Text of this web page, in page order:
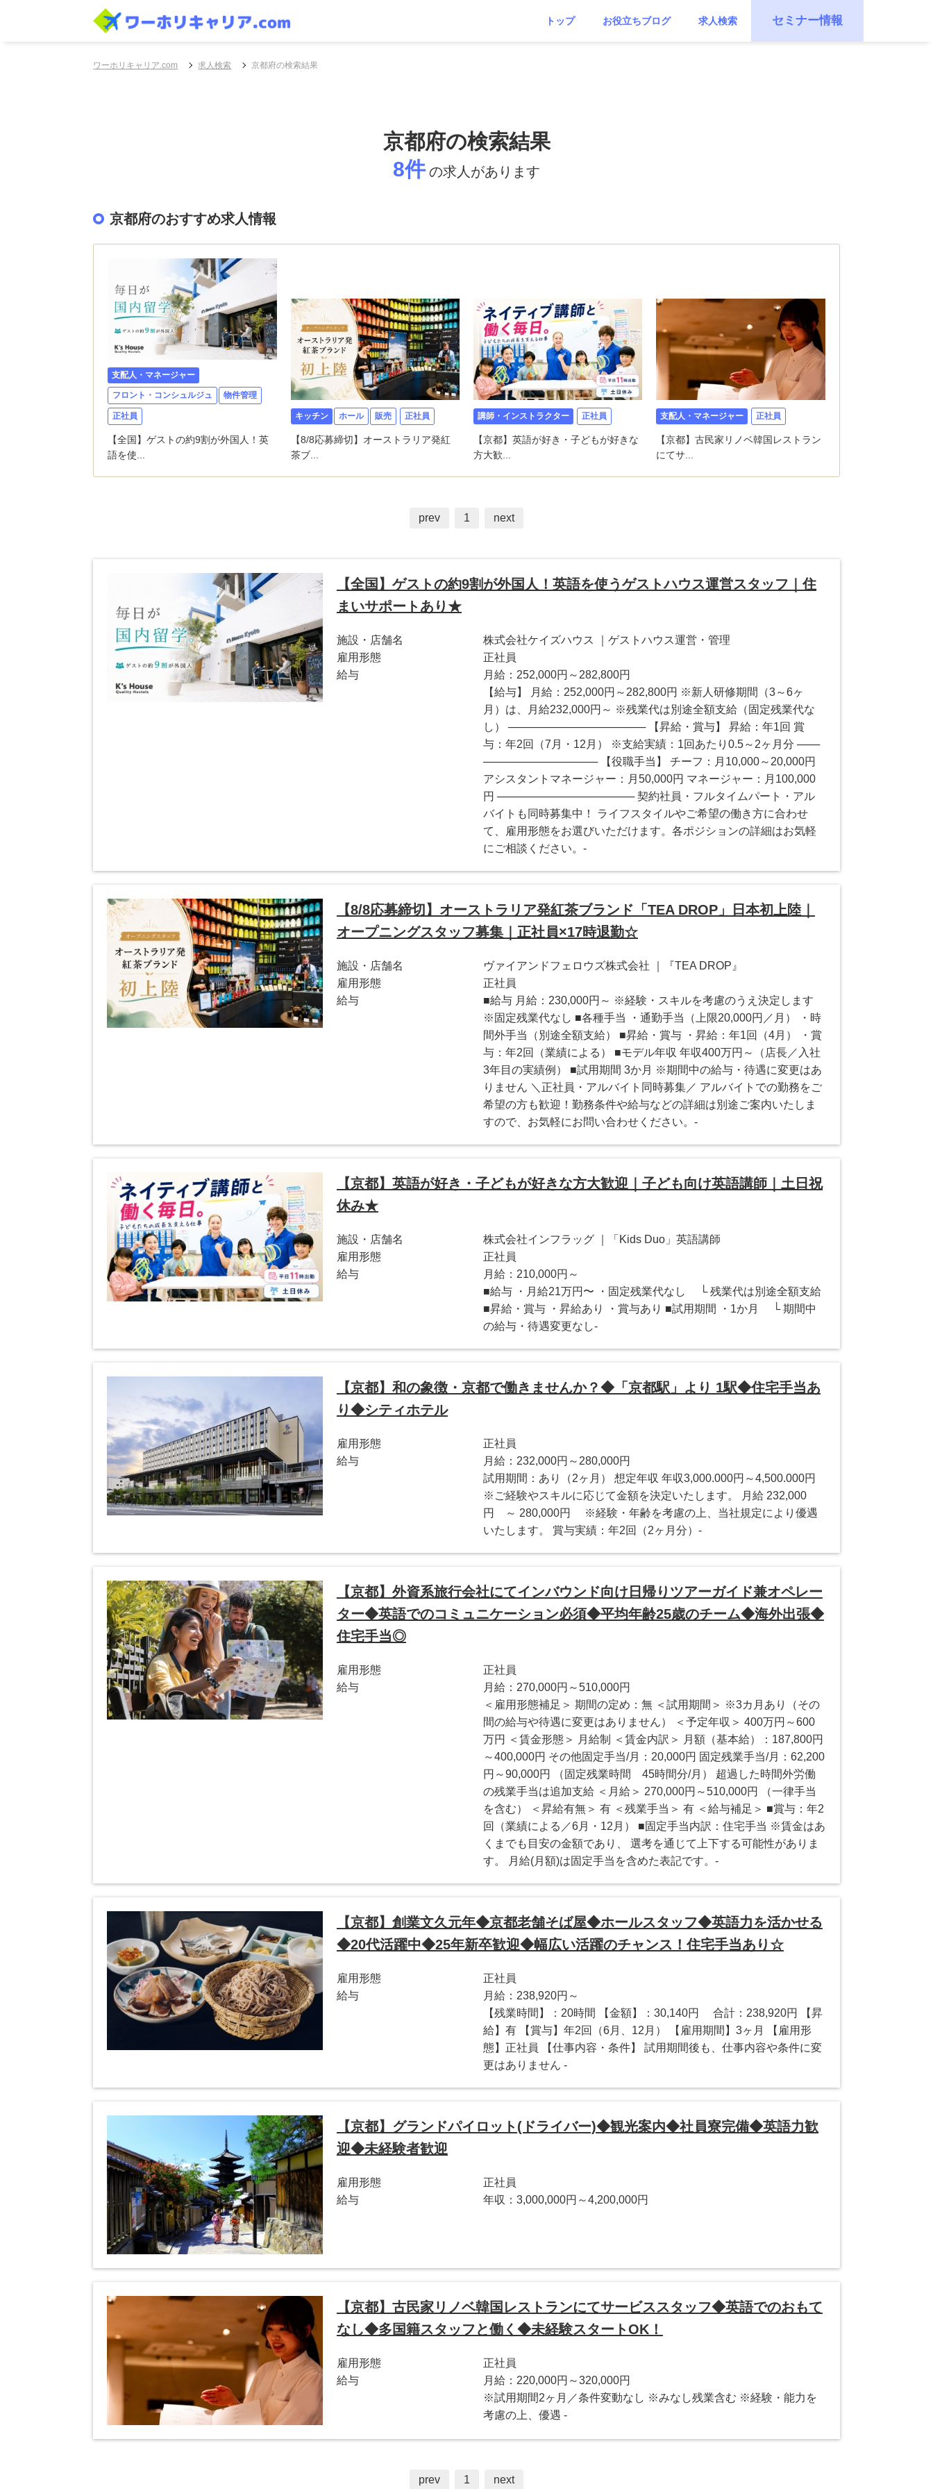
トップ お役立ちブログ 求人検索 セミナー情報
ワーホリキャリア.com 求人検索 京都府の検索結果
京都府の検索結果
8件 の求人があります
京都府のおすすめ求人情報
支配人・マネージャー
フロント・コンシュルジュ 物件管理
正社員
【全国】ゲストの約9割が外国人！英
語を使...
キッチン ホール 販売 正社員
【8/8応募締切】オーストラリア発紅
茶ブ...
講師・インストラクター 正社員
【京都】英語が好き・子どもが好きな
方大歓...
支配人・マネージャー 正社員
【京都】古民家リノベ韓国レストラン
にてサ...
prev 1 next
【全国】ゲストの約9割が外国人！英語を使うゲストハウス運営スタッフ｜住
まいサポートあり★
施設・店舗名
株式会社ケイズハウス ｜ゲストハウス運営・管理
雇用形態
正社員
給与
月給：252,000円～282,800円
【給与】 月給：252,000円～282,800円 ※新人研修期間（3～6ヶ
月）は、月給232,000円～ ※残業代は別途全額支給（固定残業代な
し） ────────────────── 【昇給・賞与】 昇給：年1回 賞
与：年2回（7月・12月） ※支給実績：1回あたり0.5～2ヶ月分 ───
─────────────── 【役職手当】 チーフ：月10,000～20,000円
アシスタントマネージャー：月50,000円 マネージャー：月100,000
円 ────────────────── 契約社員・フルタイムパート・アル
バイトも同時募集中！ ライフスタイルやご希望の働き方に合わせ
て、雇用形態をお選びいただけます。各ポジションの詳細はお気軽
にご相談ください。-
【8/8応募締切】オーストラリア発紅茶ブランド「TEA DROP」日本初上陸｜
オープニングスタッフ募集｜正社員×17時退勤☆
施設・店舗名
ヴァイアンドフェロウズ株式会社 ｜『TEA DROP』
雇用形態
正社員
給与
■給与 月給：230,000円～ ※経験・スキルを考慮のうえ決定します
※固定残業代なし ■各種手当 ・通勤手当（上限20,000円／月） ・時
間外手当（別途全額支給） ■昇給・賞与 ・昇給：年1回（4月） ・賞
与：年2回（業績による） ■モデル年収 年収400万円～（店長／入社
3年目の実績例） ■試用期間 3か月 ※期間中の給与・待遇に変更はあ
りません ＼正社員・アルバイト同時募集／ アルバイトでの勤務をご
希望の方も歓迎！勤務条件や給与などの詳細は別途ご案内いたしま
すので、お気軽にお問い合わせください。-
【京都】英語が好き・子どもが好きな方大歓迎｜子ども向け英語講師｜土日祝
休み★
施設・店舗名
株式会社インフラッグ ｜「Kids Duo」英語講師
雇用形態
正社員
給与
月給：210,000円～
■給与 ・月給21万円〜 ・固定残業代なし └ 残業代は別途全額支給
■昇給・賞与 ・昇給あり ・賞与あり ■試用期間 ・1か月 └ 期間中
の給与・待遇変更なし-
【京都】和の象徴・京都で働きませんか？◆「京都駅」より 1駅◆住宅手当あ
り◆シティホテル
雇用形態
正社員
給与
月給：232,000円～280,000円
試用期間：あり（2ヶ月） 想定年収 年収3,000.000円～4,500.000円
※ご経験やスキルに応じて金額を決定いたします。 月給 232,000
円 ～ 280,000円 ※経験・年齢を考慮の上、当社規定により優遇
いたします。 賞与実績：年2回（2ヶ月分）-
【京都】外資系旅行会社にてインバウンド向け日帰りツアーガイド兼オペレー
ター◆英語でのコミュニケーション必須◆平均年齢25歳のチーム◆海外出張◆
住宅手当◎
雇用形態
正社員
給与
月給：270,000円～510,000円
＜雇用形態補足＞ 期間の定め：無 ＜試用期間＞ ※3カ月あり（その
間の給与や待遇に変更はありません） ＜予定年収＞ 400万円～600
万円 ＜賃金形態＞ 月給制 ＜賃金内訳＞ 月額（基本給）：187,800円
～400,000円 その他固定手当/月：20,000円 固定残業手当/月：62,200
円～90,000円 （固定残業時間 45時間分/月） 超過した時間外労働
の残業手当は追加支給 ＜月給＞ 270,000円～510,000円 （一律手当
を含む） ＜昇給有無＞ 有 ＜残業手当＞ 有 ＜給与補足＞ ■賞与：年2
回（業績による／6月・12月） ■固定手当内訳：住宅手当 ※賃金はあ
くまでも目安の金額であり、 選考を通じて上下する可能性がありま
す。 月給(月額)は固定手当を含めた表記です。-
【京都】創業文久元年◆京都老舗そば屋◆ホールスタッフ◆英語力を活かせる
◆20代活躍中◆25年新卒歓迎◆幅広い活躍のチャンス！住宅手当あり☆
雇用形態
正社員
給与
月給：238,920円～
【残業時間】：20時間 【金額】：30,140円 合計：238,920円 【昇
給】有 【賞与】年2回（6月、12月） 【雇用期間】3ヶ月 【雇用形
態】正社員 【仕事内容・条件】 試用期間後も、仕事内容や条件に変
更はありません -
【京都】グランドパイロット(ドライバー)◆観光案内◆社員寮完備◆英語力歓
迎◆未経験者歓迎
雇用形態
正社員
給与
年収：3,000,000円～4,200,000円
【京都】古民家リノベ韓国レストランにてサービススタッフ◆英語でのおもて
なし◆多国籍スタッフと働く◆未経験スタートOK！
雇用形態
正社員
給与
月給：220,000円～320,000円
※試用期間2ヶ月／条件変動なし ※みなし残業含む ※経験・能力を
考慮の上、優遇 -
prev 1 next